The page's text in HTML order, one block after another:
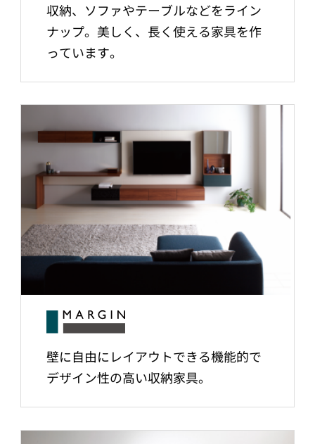
収納、ソファやテーブルなどをライン
ナップ。美しく、長く使える家具を作
っています。
壁に自由にレイアウトできる機能的で
デザイン性の高い収納家具。